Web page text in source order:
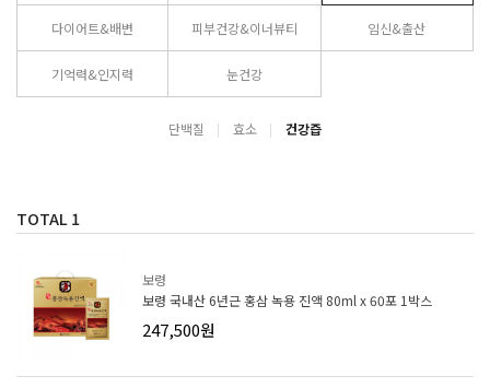
다이어트&배변 피부건강&이너뷰티 임신&출산
기억력&인지력 눈건강
단백질 효소 건강즙
TOTAL 1
보령
보령 국내산 6년근 홍삼 녹용 진액 80ml x 60포 1박스
247,500원